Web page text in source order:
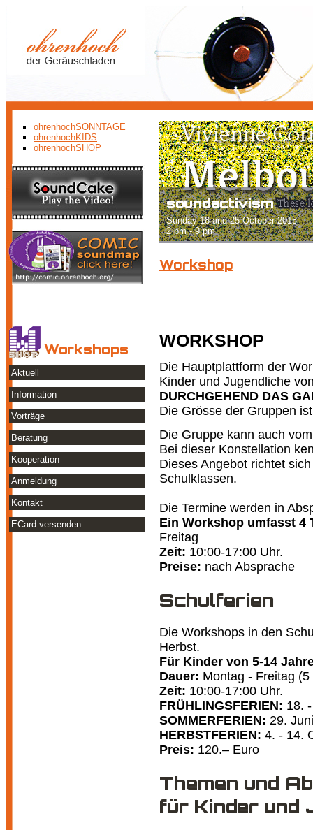
ohrenhochSONNTAGE
ohrenhochKIDS
ohrenhochSHOP
Workshops
Aktuell
Information
Vorträge
Beratung
Kooperation
Anmeldung
Kontakt
ECard versenden
soundactivism
Sunday 18 and 25 October 2015
2 pm - 9 pm
Workshop
WORKSHOP
Die Hauptplattform der
Kinder und Jugendliche
DURCHGEHEND DAS
Die Grösse der Gruppen
Die Gruppe kann auch
Bei dieser Konstellation
Dieses Angebot richtet
Schulklassen.
Die Termine werden in
Ein Workshop umfasst 4
Freitag
Zeit: 10:00-17:00 Uhr.
Preise: nach Absprache
Schulferien
Die Workshops in den
Herbst.
Für Kinder von 5-14
Dauer: Montag - Freitag (5
Zeit: 10:00-17:00 Uhr.
FRÜHLINGSFERIEN: 18.
SOMMERFERIEN: 29.
HERBSTFERIEN: 4. - 14.
Preis: 120.– Euro
Themen und
für Kinder und